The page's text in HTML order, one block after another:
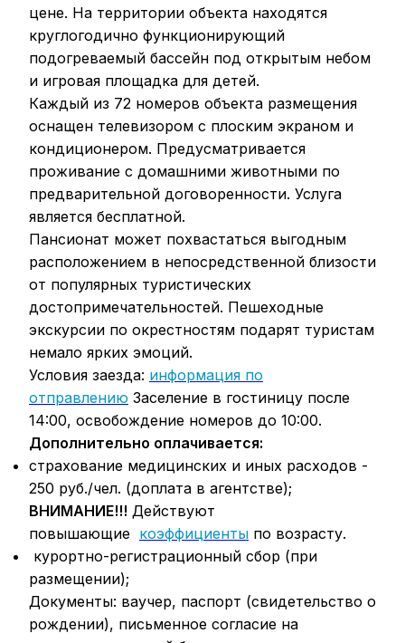
цене. На территории объекта находятся
круглогодично функционирующий
подогреваемый бассейн под открытым небом
и игровая площадка для детей.
Каждый из 72 номеров объекта размещения
оснащен телевизором с плоским экраном и
кондиционером. Предусматривается
проживание с домашними животными по
предварительной договоренности. Услуга
является бесплатной.
Пансионат может похвастаться выгодным
расположением в непосредственной близости
от популярных туристических
достопримечательностей. Пешеходные
экскурсии по окрестностям подарят туристам
немало ярких эмоций.
Условия заезда: информация по
отправлению Заселение в гостиницу после
14:00, освобождение номеров до 10:00.
Дополнительно оплачивается:
страхование медицинских и иных расходов -
250 руб./чел. (доплата в агентстве);
ВНИМАНИЕ!!! Действуют
повышающие коэффициенты по возрасту.
курортно-регистрационный сбор (при
размещении);
Документы: ваучер, паспорт (свидетельство о
рождении), письменное согласие на